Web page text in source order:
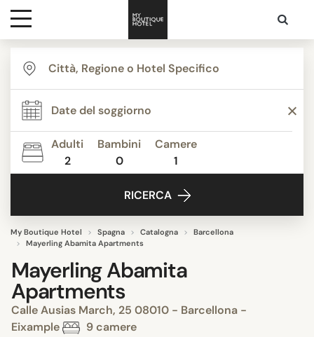
Destinazioni
Ispirazione
Contatti
Adulti
2
Bambini
0
Camere
1
RICERCA
My Boutique Hotel Spagna Catalogna
Barcellona
Mayerling Abamita Apartments
Mayerling Abamita
Apartments
Calle Ausias March, 25 08010 - Barcellona -
Eixample
9 camere